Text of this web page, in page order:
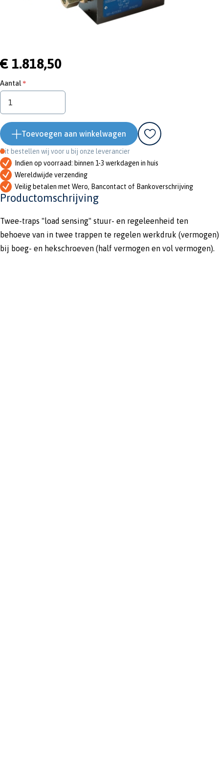
€ 1.818,50
Aantal
Toevoegen aan winkelwagen
Dit bestellen wij voor u bij onze leverancier
Indien op voorraad: binnen 1-3 werkdagen in huis
Wereldwijde verzending
Veilig betalen met Wero, Bancontact of Bankoverschrijving
Productomschrijving
Twee-traps "load sensing" stuur- en regeleenheid ten
behoeve van in twee trappen te regelen werkdruk (vermogen)
bij boeg- en hekschroeven (half vermogen en vol vermogen).